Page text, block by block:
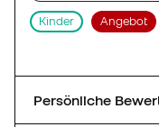
Kinder Angebot
Persönliche